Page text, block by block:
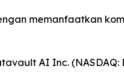
memanfaatkan
AI Inc.